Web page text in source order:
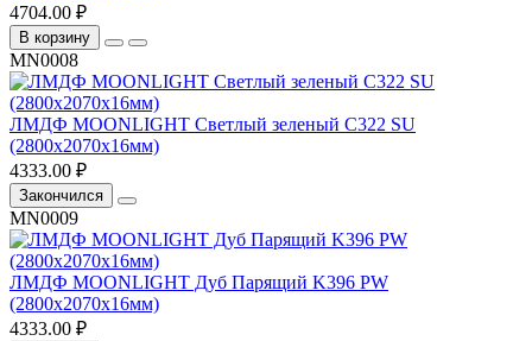
4704.00 ₽
В корзину
MN0008
ЛМДФ MOONLIGHT Светлый зеленый C322 SU
(2800х2070х16мм)
4333.00 ₽
Закончился
MN0009
ЛМДФ MOONLIGHT Дуб Парящий K396 PW
(2800х2070х16мм)
4333.00 ₽